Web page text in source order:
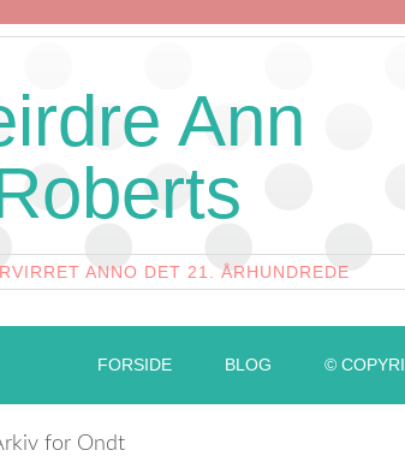
Ann
ANNO DET 21. ÅRHUNDREDE
FORSIDE BLOG ©
for Ondt